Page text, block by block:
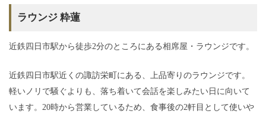
ラウンジ 粋蓮
近鉄四日市駅から徒歩2分のところにある相席屋・ラウンジです。
近鉄四日市駅近くの諏訪栄町にある、上品寄りのラウンジです。
軽いノリで騒ぐよりも、落ち着いて会話を楽しみたい日に向いて
います。20時から営業しているため、食事後の2軒目として使いや